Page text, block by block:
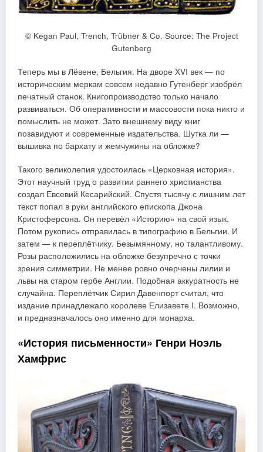
© Kegan Paul, Trench, Trübner & Co. Source: The Project
Gutenberg
Теперь мы в Лёвене, Бельгия. На дворе XVI век — по
историческим меркам совсем недавно Гутенберг изобрёл
печатный станок. Книгопроизводство только начало
развиваться. Об оперативности и массовости пока никто и
помыслить не может. Зато внешнему виду книг
позавидуют и современные издательства. Шутка ли —
вышивка по бархату и жемчужины на обложке?
Такого великолепия удостоилась «Церковная история».
Этот научный труд о развитии раннего христианства
создал Евсевий Кесарийский. Спустя тысячу с лишним лет
текст попал в руки английского епископа Джона
Кристоферсона. Он перевёл «Историю» на свой язык.
Потом рукопись отправилась в типографию в Бельгии. И
затем — к переплётчику. Безымянному, но талантливому.
Розы расположились на обложке безупречно с точки
зрения симметрии. Не менее ровно очерчены лилии и
львы на старом гербе Англии. Подобная аккуратность не
случайна. Переплётчик Сирил Давенпорт считал, что
издание принадлежало королеве Елизавете I. Возможно,
и предназначалось оно именно для монарха.
«История письменности» Генри Ноэль
Хамфрис